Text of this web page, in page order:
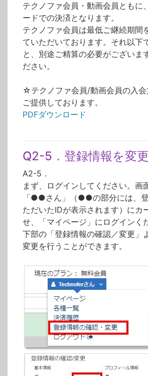
テクノファ会員・動画会員ともに
ードでの決済となります。
テクノファ会員は最低ご継続期間
ていただいております。それ以下
と、別途ご精算の必要がございま
ださい。
☆テクノファ会員/動画会員の入会
ご提供しております。
PDFダウンロード
Q2-5．登録情報を変更
A2-5．
まず、ログインしてください。画
「●●さん」（●●の部分には、
ただいたIDが表示されます）にカ
せ、「マイページ」にログインく
下部の「登録情報の確認／変更」
変更を行うことができます。